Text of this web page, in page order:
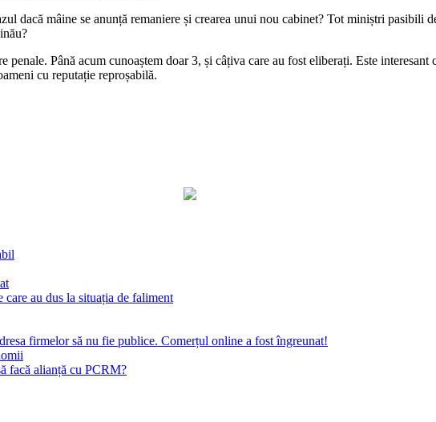
dacă mâine se anunță remaniere și crearea unui nou cabinet? Tot miniștri pasibili
Până acum cunoaștem doar 3, și câțiva care au fost eliberați. Este
cu reputație reproșabilă.
au dus la situația de faliment
firmelor să nu fie publice. Comerțul online a fost îngreunat!
facă alianță cu PCRM?